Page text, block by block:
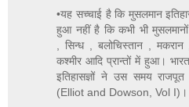
•यह सच्चाई है कि मुसलमान
हुआ नहीं है कि कभी भी
, सिन्ध , बलोचिस्तान ,
कश्मीर आदि प्रान्तों में हुआ।
इतिहासज्ञों ने उस समय
(Elliot and Dowson, Vol I)।